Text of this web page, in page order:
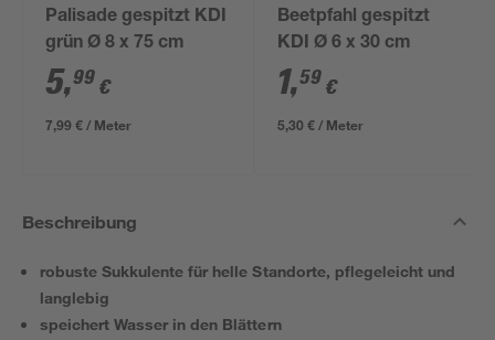
Palisade gespitzt KDI
grün Ø 8 x 75 cm
5,99 €
7,99 € / Meter
Beetpfahl gespitzt
KDI Ø 6 x 30 cm
1,59 €
5,30 € / Meter
Beschreibung
robuste Sukkulente für helle Standorte, pflegeleicht und
langlebig
speichert Wasser in den Blättern